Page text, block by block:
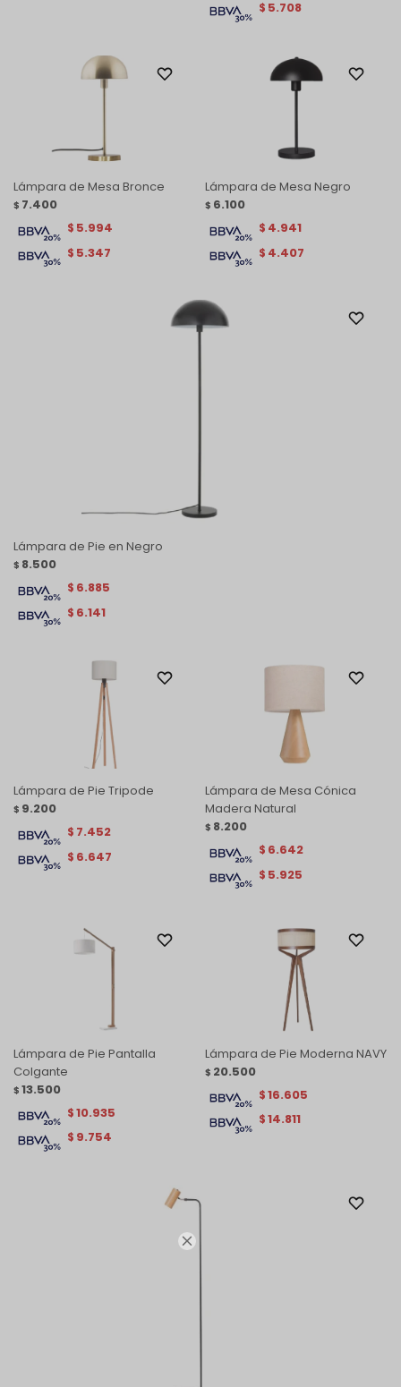

$ 5.708
Lámpara de Mesa Bronce
$ 7.400
$ 5.347
$ 5.994
Lámpara de Mesa Negro
$ 6.100
$ 4.407
$ 4.941
Lámpara de Pie en Negro
$ 8.500
$ 6.141
$ 6.885
Lámpara de Pie Tripode
$ 9.200
$ 6.647
$ 7.452
Lámpara de Mesa Cónica
Madera Natural
$ 8.200
$ 5.925
$ 6.642
Lámpara de Pie Pantalla
Colgante
$ 13.500
$ 9.754
$10.935
Lámpara de Pie Moderna NAVY
$ 20.500
$14.811
$16.605